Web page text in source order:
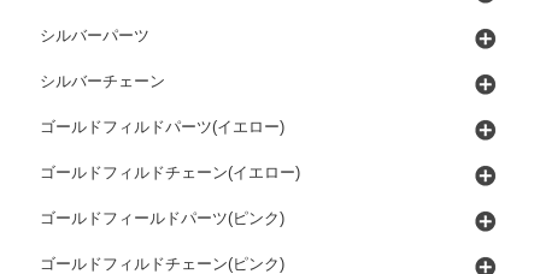
シルバーパーツ
シルバーチェーン
ゴールドフィルドパーツ(イエロー)
ゴールドフィルドチェーン(イエロー)
ゴールドフィールドパーツ(ピンク)
ゴールドフィルドチェーン(ピンク)